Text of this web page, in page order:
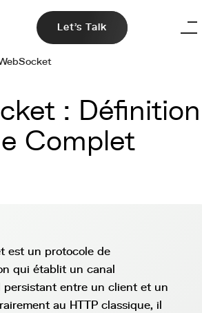
Let's Talk
: Définition
Complet
est un protocole de
qui établit un canal
persistant entre un client et un
au HTTP classique, il